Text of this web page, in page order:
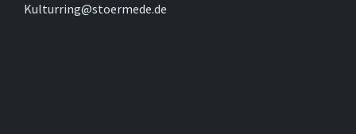
Kulturring@stoermede.de